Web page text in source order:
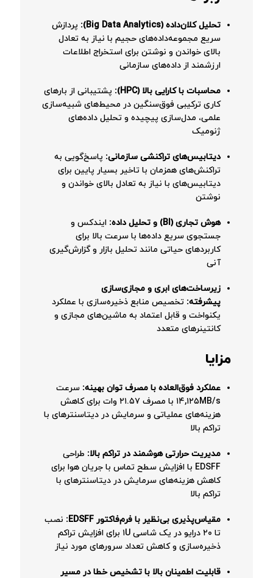
تحلیل کلان‌داده (Big Data Analytics):
پردازش
سریع مجموعه‌داده‌های حجیم با نیاز به تعادل
بالای خواندن و نوشتن برای استخراج اطلاعات
ارزشمند از داده‌های سازمانی
محاسبات با کارایی بالا (HPC):
پشتیبانی از بارهای
کاری ترکیبی فوق‌سنگین در محیط‌های شبیه‌سازی
علمی، مدل‌سازی پیچیده و تحلیل داده‌های
ژنومیک
دیتابیس‌های تراکنشی سازمانی: پاسخ‌گویی به
تراکنش‌های همزمان با تاخیر بسیار پایین برای
دیتابیس‌های با نیاز به تعادل بالای خواندن و
نوشتن
هوش تجاری (BI) و تحلیل داده:
ایندکس و
جستجوی سریع داده‌ها با سرعت بالا برای
کاربردهای حیاتی مانند تحلیل بازار و گزارش‌گیری
آنی
زیرساخت‌های ابری و مجازی‌سازی
پیشرفته: تخصیص منابع ذخیره‌سازی با عملکرد
یکنواخت و قابل اعتماد به ماشین‌های مجازی و
کانتینرهای متعدد
مزایا
عملکرد فوق‌العاده با مصرف توان بهینه: سرعت
۱۴,۱۲۵MB/s با مصرف ۲۱.۵۷ وات برای کاهش
هزینه‌های عملیاتی و سرمایش در دیتاسنترهای با
تراکم بالا
مدیریت حرارتی هوشمند در تراکم بالا: طراحی
EDSFF با افزایش سطح تماس با جریان هوا برای
کاهش هزینه‌های سرمایش در دیتاسنترهای با
تراکم بالا
مقیاس‌پذیری بی‌نظیر با فرم‌فاکتور EDSFF:
نصب
تا ۲۰ درایو در یک شاسی ۱U برای افزایش تراکم
ذخیره‌سازی و کاهش تعداد سرورهای مورد نیاز
قابلیت اطمینان بالا با تشخیص خطا در مسیر